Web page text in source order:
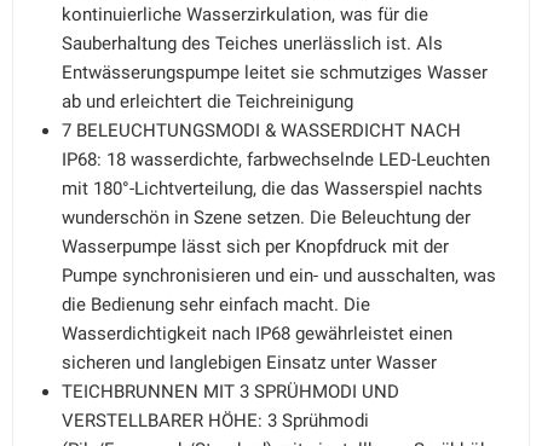
kontinuierliche Wasserzirkulation, was für die
Sauberhaltung des Teiches unerlässlich ist. Als
Entwässerungspumpe leitet sie schmutziges Wasser
ab und erleichtert die Teichreinigung
7 BELEUCHTUNGSMODI & WASSERDICHT NACH
IP68: 18 wasserdichte, farbwechselnde LED-Leuchten
mit 180°-Lichtverteilung, die das Wasserspiel nachts
wunderschön in Szene setzen. Die Beleuchtung der
Wasserpumpe lässt sich per Knopfdruck mit der
Pumpe synchronisieren und ein- und ausschalten, was
die Bedienung sehr einfach macht. Die
Wasserdichtigkeit nach IP68 gewährleistet einen
sicheren und langlebigen Einsatz unter Wasser
TEICHBRUNNEN MIT 3 SPRÜHMODI UND
VERSTELLBARER HÖHE: 3 Sprühmodi